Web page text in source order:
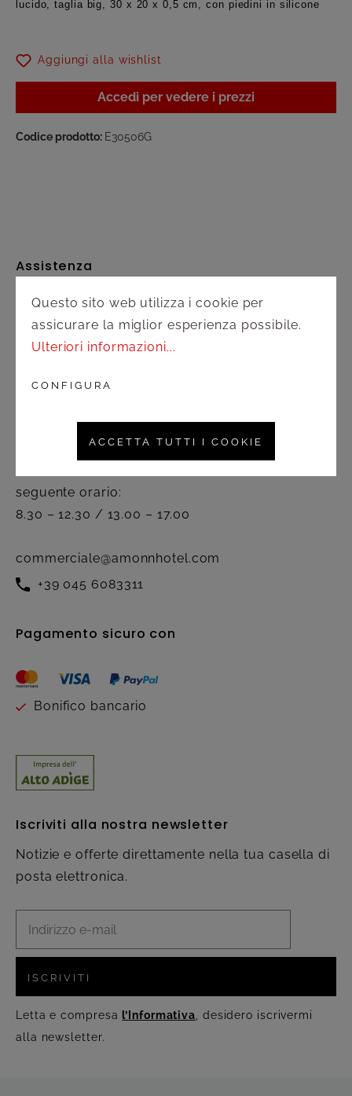
lucido, taglia big, 30 x 20 x 0,5 cm, con piedini in silicone
Aggiungi alla wishlist
Accedi per vedere i prezzi
Codice prodotto: E30506G
Assistenza
Spedizione e pagamento
Diritto di recesso
Contatto
Servizio clienti
seguente orario:
8.30 – 12.30 / 13.00 – 17.00
commerciale@amonnhotel.com
+39 045 6083311
Pagamento sicuro con
Bonifico bancario
Iscriviti alla nostra newsletter
Notizie e offerte direttamente nella tua casella di
posta elettronica.
ISCRIVITI
Letta e compresa l’Informativa , desidero iscrivermi
alla newsletter.
Questo sito web utilizza i cookie per
assicurare la miglior esperienza possibile.
Ulteriori informazioni...
CONFIGURA
ACCETTA TUTTI I COOKIE